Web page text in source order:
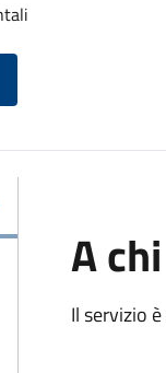
A
Il servizio